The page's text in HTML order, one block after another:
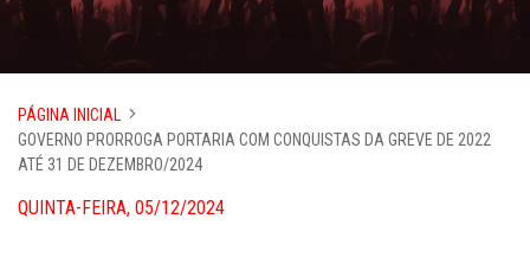
PÁGINA INICIAL
GOVERNO PRORROGA PORTARIA COM CONQUISTAS DA GREVE DE 2022
ATÉ 31 DE DEZEMBRO/2024
QUINTA-FEIRA, 05/12/2024